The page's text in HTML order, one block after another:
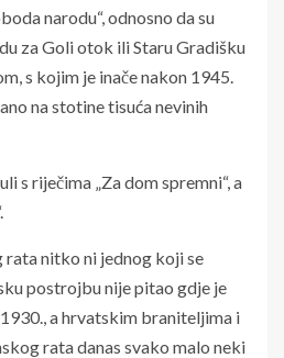
narodu“, odnosno da su
za Goli otok ili Staru Gradišku
s kojim je inače nakon 1945.
na stotine tisuća nevinih
s riječima „Za dom spremni“, a
nitko ni jednog koji se
postrojbu nije pitao gdje je
a hrvatskim braniteljima i
rata danas svako malo neki